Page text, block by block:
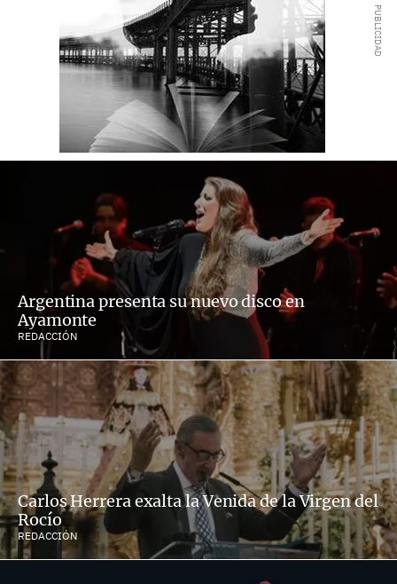
Argentina presenta su nuevo disco en
Ayamonte
REDACCIÓN
Carlos Herrera exalta la Venida de la Virgen del
Rocío
REDACCIÓN